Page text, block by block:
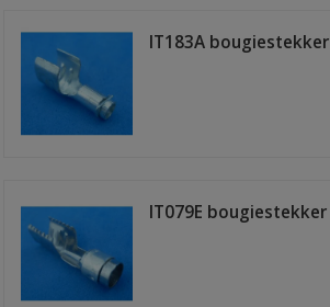
IT183A bougiestekker
IT079E bougiestekker